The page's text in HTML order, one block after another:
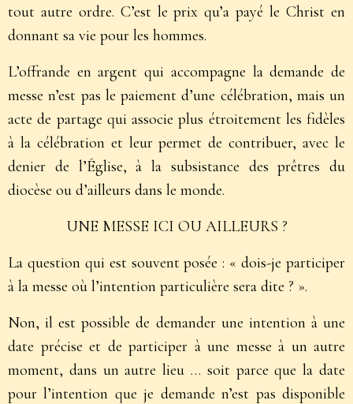
tout autre ordre. C’est le prix qu’a payé le Christ en
donnant sa vie pour les hommes.
L’offrande en argent qui accompagne la demande de
messe n’est pas le paiement d’une célébration, mais un
acte de partage qui associe plus étroitement les fidèles
à la célébration et leur permet de contribuer, avec le
denier de l’Église, à la subsistance des prêtres du
diocèse ou d’ailleurs dans le monde.
UNE MESSE ICI OU AILLEURS ?
La question qui est souvent posée : « dois-je participer
à la messe où l’intention particulière sera dite ? ».
Non, il est possible de demander une intention à une
date précise et de participer à une messe à un autre
moment, dans un autre lieu … soit parce que la date
pour l’intention que je demande n’est pas disponible